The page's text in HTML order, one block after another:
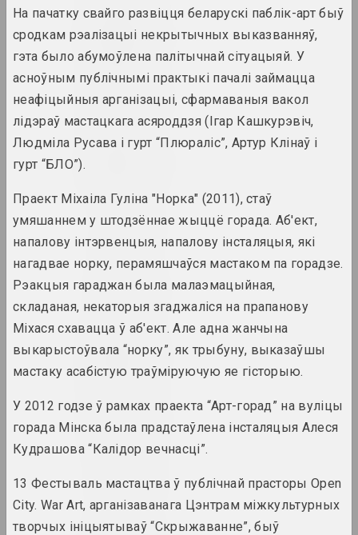
вынікі года
1935 год
вынікі года
1938 год
вынікі года
1940 год
1941 год
вынікі года
1943 год
вынікі года
1944 год
вынікі года
На пачатку свайго развіцця беларускі паблік-арт быў
сродкам рэалізацыі некрытычных выказванняў,
гэта было абумоўлена палітычнай сітуацыяй. У
асноўным публічнымі практыкі пачалі займацца
неафіцыйныя арганізацыі, сфармаваныя вакол
лідэраў мастацкага асяроддзя (Ігар Кашкурэвіч,
Людміла Русава і гурт “Плюраліс”, Артур Клінаў і
гурт “БЛО”).
Праект Міхаіла Гуліна "Норка" (2011), стаў
умяшаннем у штодзённае жыццё горада. Аб'ект,
напалову інтэрвенцыя, напалову інсталяцыя, які
нагадвае норку, перамяшчаўся мастаком па горадзе.
Рэакцыя гараджан была малаэмацыйная,
складаная, некаторыя згаджаліся на прапанову
Міхася схавацца ў аб'ект. Але адна жанчына
выкарыстоўвала “норку”, як трыбуну, выказаўшы
мастаку асабістую траўміруючую яе гісторыю.
У 2012 годзе ў рамках праекта “Арт-горад” на вуліцы
горада Мінска была прадстаўлена інсталяцыя Алеся
Кудрашова “Калідор вечнасці”.
13 Фестываль мастацтва ў публічнай прасторы Open
City. War Art, арганізаванага Цэнтрам міжкультурных
творчых ініцыятываў “Скрыжаванне”, быў